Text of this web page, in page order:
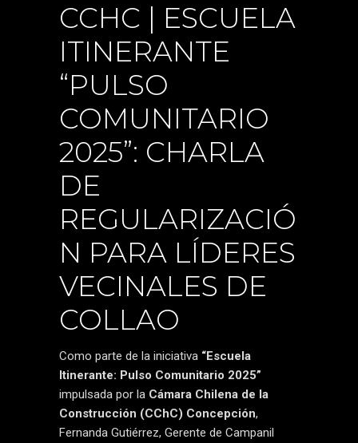
CCHC | ESCUELA
ITINERANTE
“PULSO
COMUNITARIO
2025”: CHARLA
DE
REGULARIZACIÓ
N PARA LÍDERES
VECINALES DE
COLLAO
Como parte de la iniciativa “Escuela
Itinerante: Pulso Comunitario 2025”
impulsada por la Cámara Chilena de la
Construcción (CChC) Concepción,
Fernanda Gutiérrez, Gerente de Campanil